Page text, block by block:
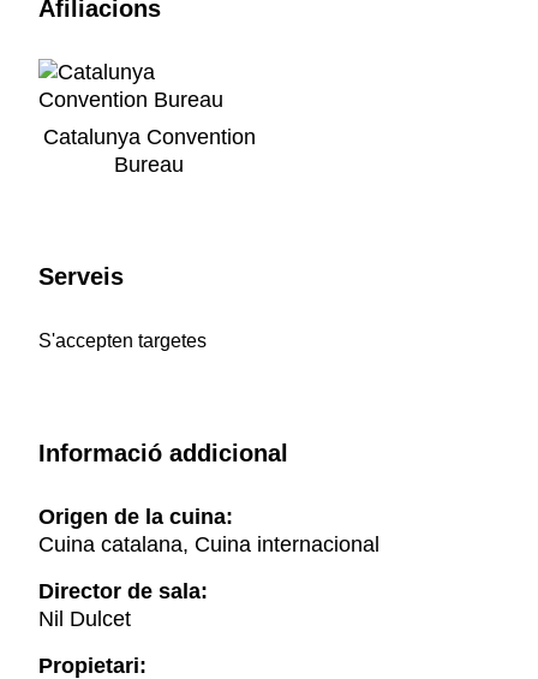
Afiliacions
Catalunya Convention
Bureau
Serveis
S'accepten targetes
Informació addicional
Origen de la cuina:
Cuina catalana, Cuina internacional
Director de sala:
Nil Dulcet
Propietari: